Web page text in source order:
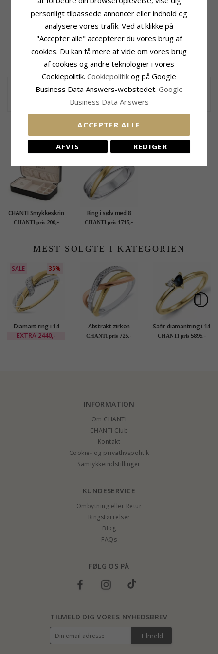
Carat: 0,03
Ringskinne
Bredde Top:
5,6 mm
1,4 mm
Tykkelse Top:2,2 mm
Tykkelse Bund:1,1 mm
Leveringstid
Str. På Lager:
2-3 Hverdage
Diamantring i smukt design
diamantring i 14 karat guld.- og hvidguld med blank overflade og 5
brillantslebne diamanter i Wesselton/SI
KUNDER DER HAR KØBT DENNE HAR
OGSÁ KØBT
CHANTI Smykkeskrin
smykkeskrin i
CHANTI pris 200,-
Ring i sølv med 8
karat guld
CHANTI pris 1715,-
MEST SOLGTE I KATEGORIEN
SALE 35%
Diamant ring i 14
karat guld.- og
EXTRA 2440,-
Abstrakt zirkon
Fingerringe i sølv
CHANTI pris 725,-
Safir diamantring i 14
karat guld 0,22 ct
CHANTI pris 5895,-
INFORMATION
Om CHANTI
CHANTI Club
Kontakt
Cookie- og privatlivspolitik
Samtykkeindstillinger
KUNDESERVICE
Ombytning eller Retur
Ringstørrelser
Blog
FAQs
FØLG OS PÅ
TILMELD DIG VORES NYHEDSBREV
Tilmeld
personligt tilpassede annoncer eller indhold og
analysere vores trafik. Ved at klikke på
"Accepter alle" accepterer du vores brug af
cookies. Du kan få mere at vide om vores brug
af cookies og andre teknologier i vores
Cookiepolitik. Cookiepolitik og på Google
Business Data Answers-webstedet. Google
Business Data Answers
ACCEPTER ALLE
AFVIS REDIGER